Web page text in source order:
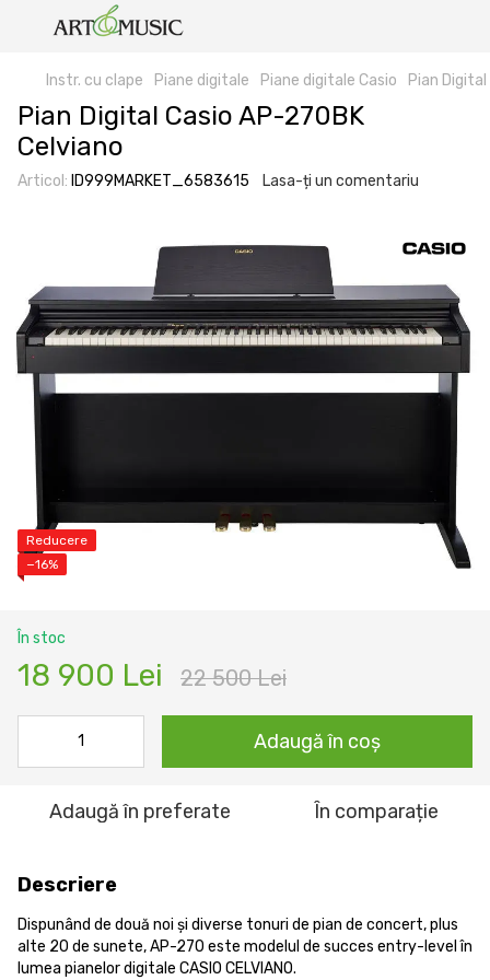
Instr. cu clape Piane digitale Piane digitale Casio Pian
Pian Digital Casio AP-270BK
Celviano
Articol: ID999MARKET_6583615 Lasa-ți un comentariu
Reducere
−16%
În stoc
18 900 Lei 22 500 Lei
Adaugă în coș
Adaugă în preferate În comparație
Descriere
Dispunând de două noi și diverse tonuri de pian de concert, plus
alte 20 de sunete, AP-270 este modelul de succes entry-level în
lumea pianelor digitale CASIO CELVIANO.